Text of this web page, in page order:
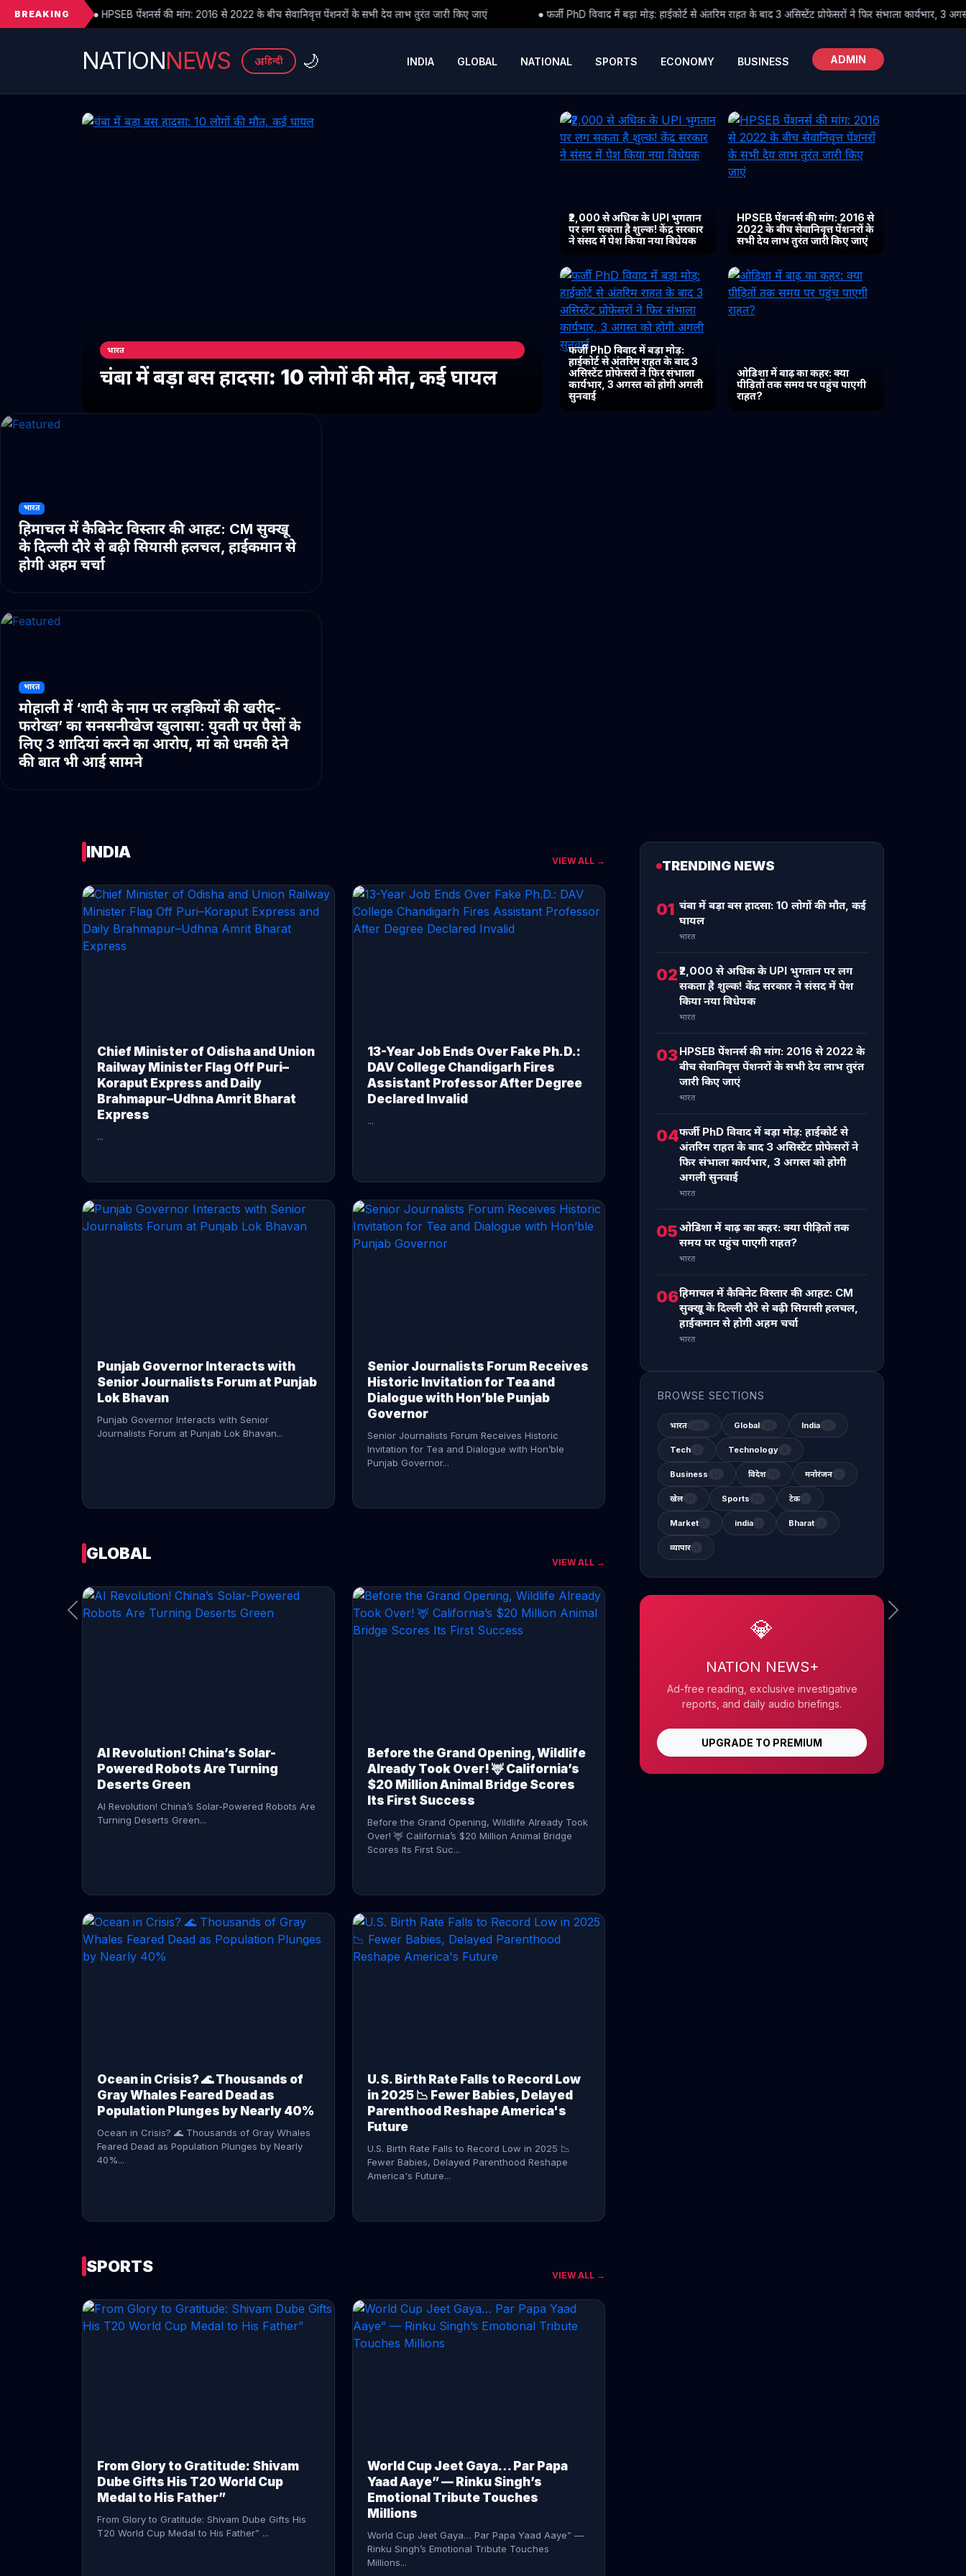
BREAKING
पेंशनर्स की मांग: 2016 से 2022 के बीच सेवानिवृत्त पेंशनरों के सभी देय लाभ तुरंत जारी किए जाएं ● फर्जी PhD विवाद में बड़ा मोड़: हाईकोर्ट से अंतरिम राहत के बाद 3 असिस्टेंट प्रोफेसरों ने फिर संभाला कार्यभार, 3 अगस्त को होगी अगली सुनवाई
NATIONNEWS अहिन्दी 🌙 INDIA GLOBAL NATIONAL SPORTS ECONOMY BUSINESS ADMIN
भारत
चंबा में बड़ा बस हादसा: 10 लोगों की मौत, कई घायल
₹2,000 से अधिक के UPI भुगतान
पर लग सकता है शुल्क! केंद्र सरकार
ने संसद में पेश किया नया विधेयक
HPSEB पेंशनर्स की मांग: 2016 से
2022 के बीच सेवानिवृत्त पेंशनरों के
सभी देय लाभ तुरंत जारी किए जाएं
फर्जी PhD विवाद में बड़ा मोड़:
हाईकोर्ट से अंतरिम राहत के बाद 3
असिस्टेंट प्रोफेसरों ने फिर संभाला
कार्यभार, 3 अगस्त को होगी अगली
सुनवाई
ओडिशा में बाढ़ का कहर: क्या
पीड़ितों तक समय पर पहुंच पाएगी
राहत?
भारत
हिमाचल में कैबिनेट विस्तार की आहट: CM सुक्खू
के दिल्ली दौरे से बढ़ी सियासी हलचल, हाईकमान से
होगी अहम चर्चा
भारत
मोहाली में ‘शादी के नाम पर लड़कियों की खरीद-
फरोख्त’ का सनसनीखेज खुलासा: युवती पर पैसों के
लिए 3 शादियां करने का आरोप, मां को धमकी देने
की बात भी आई सामने
INDIA VIEW ALL →
Chief Minister of Odisha and Union
Railway Minister Flag Off Puri–
Koraput Express and Daily
Brahmapur–Udhna Amrit Bharat
Express
...
13-Year Job Ends Over Fake Ph.D.:
DAV College Chandigarh Fires
Assistant Professor After Degree
Declared Invalid
...
Punjab Governor Interacts with
Senior Journalists Forum at Punjab
Lok Bhavan
Punjab Governor Interacts with Senior
Journalists Forum at Punjab Lok Bhavan...
Senior Journalists Forum Receives
Historic Invitation for Tea and
Dialogue with Hon’ble Punjab
Governor
Senior Journalists Forum Receives Historic
Invitation for Tea and Dialogue with Hon’ble
Punjab Governor...
CONTINUE READING →
GLOBAL VIEW ALL →
AI Revolution! China’s Solar-
Powered Robots Are Turning
Deserts Green
AI Revolution! China’s Solar-Powered Robots Are
Turning Deserts Green...
Before the Grand Opening, Wildlife
Already Took Over! 🦌 California’s
$20 Million Animal Bridge Scores
Its First Success
Before the Grand Opening, Wildlife Already Took
Over! 🦌 California’s $20 Million Animal Bridge
Scores Its First Suc...
Ocean in Crisis? 🌊 Thousands of
Gray Whales Feared Dead as
Population Plunges by Nearly 40%
Ocean in Crisis? 🌊 Thousands of Gray Whales
Feared Dead as Population Plunges by Nearly
40%...
U.S. Birth Rate Falls to Record Low
in 2025 📉 Fewer Babies, Delayed
Parenthood Reshape America's
Future
U.S. Birth Rate Falls to Record Low in 2025 📉
Fewer Babies, Delayed Parenthood Reshape
America's Future...
CONTINUE READING →
SPORTS VIEW ALL →
From Glory to Gratitude: Shivam
Dube Gifts His T20 World Cup
Medal to His Father”
From Glory to Gratitude: Shivam Dube Gifts His
T20 World Cup Medal to His Father” ...
World Cup Jeet Gaya… Par Papa
Yaad Aaye” — Rinku Singh’s
Emotional Tribute Touches
Millions
World Cup Jeet Gaya… Par Papa Yaad Aaye” —
Rinku Singh’s Emotional Tribute Touches
Millions...
TRENDING NEWS
01 चंबा में बड़ा बस हादसा: 10 लोगों की मौत, कई
घायल
भारत
02₹2,000 से अधिक के UPI भुगतान पर लग
सकता है शुल्क! केंद्र सरकार ने संसद में पेश
किया नया विधेयक
भारत
03HPSEB पेंशनर्स की मांग: 2016 से 2022 के
बीच सेवानिवृत्त पेंशनरों के सभी देय लाभ तुरंत
जारी किए जाएं
भारत
04फर्जी PhD विवाद में बड़ा मोड़: हाईकोर्ट से
अंतरिम राहत के बाद 3 असिस्टेंट प्रोफेसरों ने
फिर संभाला कार्यभार, 3 अगस्त को होगी
अगली सुनवाई
भारत
05ओडिशा में बाढ़ का कहर: क्या पीड़ितों तक
समय पर पहुंच पाएगी राहत?
भारत
06हिमाचल में कैबिनेट विस्तार की आहट: CM
सुक्खू के दिल्ली दौरे से बढ़ी सियासी हलचल,
हाईकमान से होगी अहम चर्चा
भारत
BROWSE SECTIONS
भारत Global India
Tech Technology
Business विदेश मनोरंजन
खेल Sports टेक
Market india Bharat
व्यापार
💎
NATION NEWS+
Ad-free reading, exclusive investigative
reports, and daily audio briefings.
UPGRADE TO PREMIUM